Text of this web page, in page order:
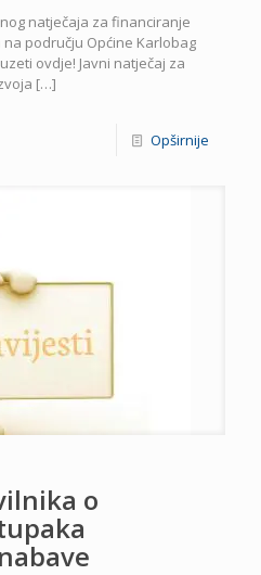
natječaja za financiranje
području Općine Karlobag
ovdje! Javni natječaj za
[…]
Opširnije
o